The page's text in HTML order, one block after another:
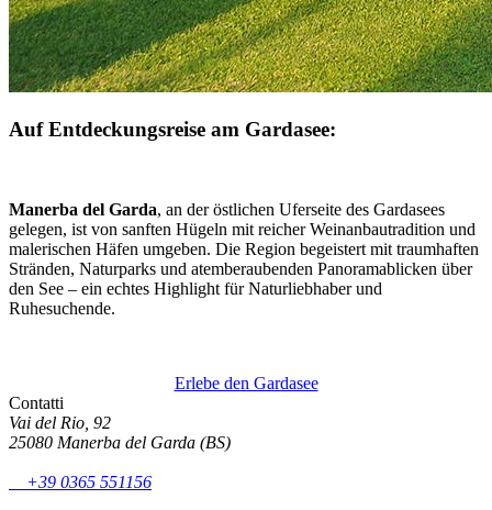
Auf Entdeckungsreise am Gardasee:
Manerba del Garda, an der östlichen Uferseite des Gardasees
gelegen, ist von sanften Hügeln mit reicher Weinanbautradition und
malerischen Häfen umgeben. Die Region begeistert mit traumhaften
Stränden, Naturparks und atemberaubenden Panoramablicken über
den See – ein echtes Highlight für Naturliebhaber und
Ruhesuchende.
Erlebe den Gardasee
Contatti
Vai del Rio, 92
25080 Manerba del Garda (BS)
+39 0365 551156